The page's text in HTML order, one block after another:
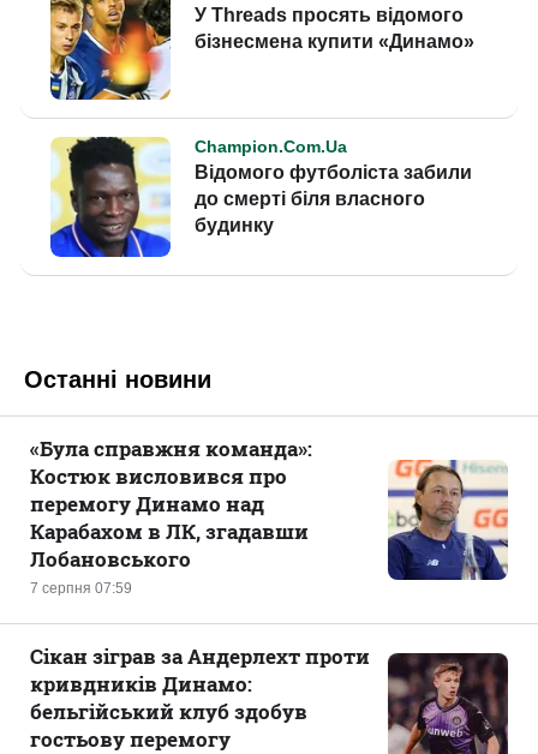
Останні новини
7 серпня 07:59
«Була справжня команда»:
Костюк висловився про
перемогу Динамо над
Карабахом в ЛК, згадавши
Лобановського
Сікан зіграв за Андерлехт проти
кривдників Динамо:
бельгійський клуб здобув
гостьову перемогу